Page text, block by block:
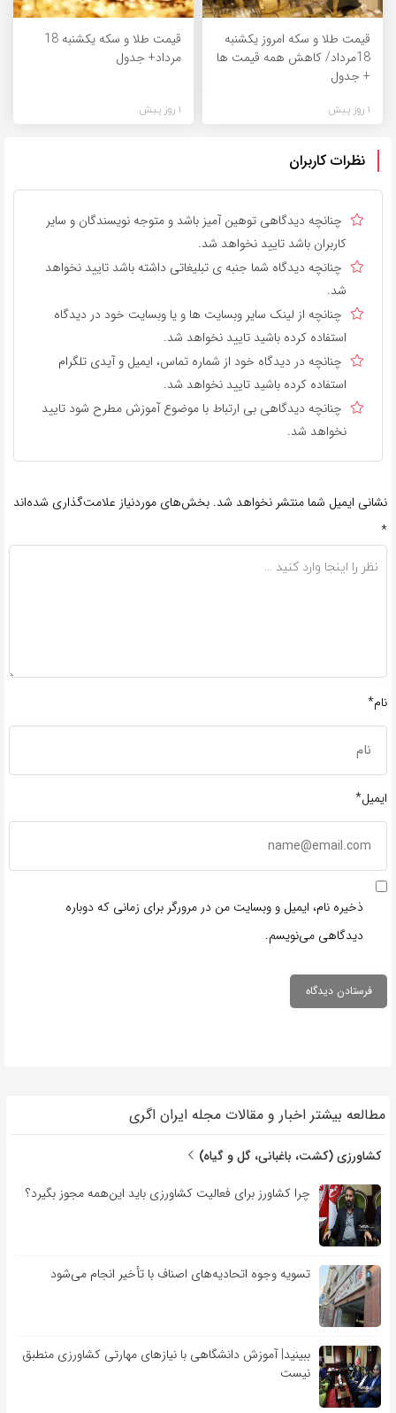
قیمت طلا و سکه امروز یکشنبه
18مرداد/ کاهش همه قیمت ها
+ جدول
1 روز پیش
قیمت طلا و سکه یکشنبه 18
مرداد+ جدول
1 روز پیش
نظرات کاربران
چنانچه دیدگاهی توهین آمیز باشد و متوجه نویسندگان و سایر
کاربران باشد تایید نخواهد شد.
چنانچه دیدگاه شما جنبه ی تبلیغاتی داشته باشد تایید نخواهد
شد.
چنانچه از لینک سایر وبسایت ها و یا وبسایت خود در دیدگاه
استفاده کرده باشید تایید نخواهد شد.
چنانچه در دیدگاه خود از شماره تماس، ایمیل و آیدی تلگرام
استفاده کرده باشید تایید نخواهد شد.
چنانچه دیدگاهی بی ارتباط با موضوع آموزش مطرح شود تایید
نخواهد شد.
نشانی ایمیل شما منتشر نخواهد شد. بخش‌های موردنیاز علامت‌گذاری شده‌اند
*
نام*
ایمیل*
ذخیره نام، ایمیل و وبسایت من در مرورگر برای زمانی که دوباره
دیدگاهی می‌نویسم.
مطالعه بیشتر اخبار و مقالات مجله ایران اگری
کشاورزی (کشت، باغبانی، گل و گیاه)
چرا کشاورز برای فعالیت کشاورزی باید این‌همه مجوز بگیرد؟
تسویه وجوه اتحادیه‌های اصناف با تأخیر انجام می‌شود
ببینید| آموزش دانشگاهی با نیازهای مهارتی کشاورزی منطبق
نیست